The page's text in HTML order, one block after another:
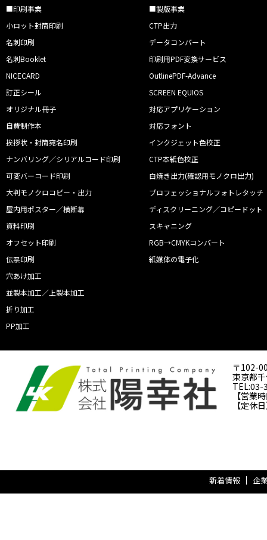
■印刷事業
小ロット封筒印刷
名刺印刷
名刺Booklet
NICECARD
訂正シール
オリジナル冊子
自費制作本
挨拶状・封筒宛名印刷
ナンバリング／シリアルコード印刷
可変バーコード印刷
大判モノクロコピー・出力
屋内用ポスター／横断幕
資料印刷
オフセット印刷
伝票印刷
穴あけ加工
並製本加工／上製本加工
折り加工
PP加工
■製版事業
CTP出力
データコンバート
印刷用PDF変換サービス
OutlinePDF-Advance
SCREEN EQUIOS
対応アプリケーション
対応フォント
インクジェット色校正
CTP本紙色校正
白焼き出力(確認用モノクロ出力)
プロフェッショナルフォトレタッチ
ディスクリーニング／コピードット
スキャニング
RGB→CMYKコンバート
紙媒体の電子化
〒102-
東京都
TEL:03-
【営業
【定休
新着情報 企